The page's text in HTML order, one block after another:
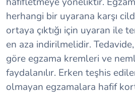
herhangi bir uyarana karşı
ortaya çıktığı için uyaran ile
en aza indirilmelidir.
göre egzama kremleri ve
faydalanılır. Erken teşhis
olmayan egzamalara hafif